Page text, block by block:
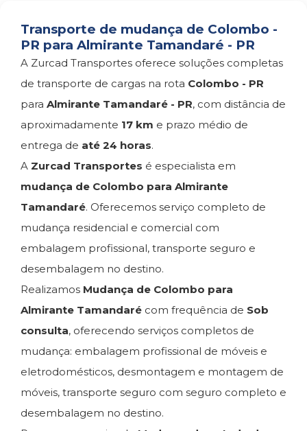
Transporte de mudança de Colombo -
PR para Almirante Tamandaré - PR
A Zurcad Transportes oferece soluções completas
de transporte de cargas na rota Colombo - PR
para Almirante Tamandaré - PR, com distância de
aproximadamente 17 km e prazo médio de
entrega de até 24 horas.
A Zurcad Transportes é especialista em
mudança de Colombo para Almirante
Tamandaré. Oferecemos serviço completo de
mudança residencial e comercial com
embalagem profissional, transporte seguro e
desembalagem no destino.
Realizamos Mudança de Colombo para
Almirante Tamandaré com frequência de Sob
consulta, oferecendo serviços completos de
mudança: embalagem profissional de móveis e
eletrodomésticos, desmontagem e montagem de
móveis, transporte seguro com seguro completo e
desembalagem no destino.